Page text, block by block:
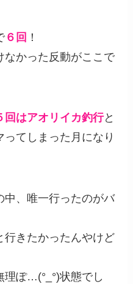
６回 ！
なかった反動がここで
回はアオリイカ釣行と
てしまった月になり
中、唯一行ったのがバ
行きたかったんやけど
理ぽ…(°_°)状態でし